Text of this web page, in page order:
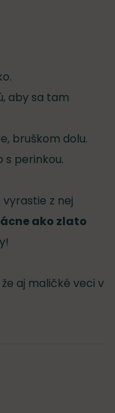
aby sa tam
bruškom dolu.
s perinkou.
z nej
ako zlato
aj maličké veci v